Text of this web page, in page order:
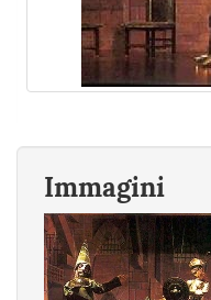
Immagini